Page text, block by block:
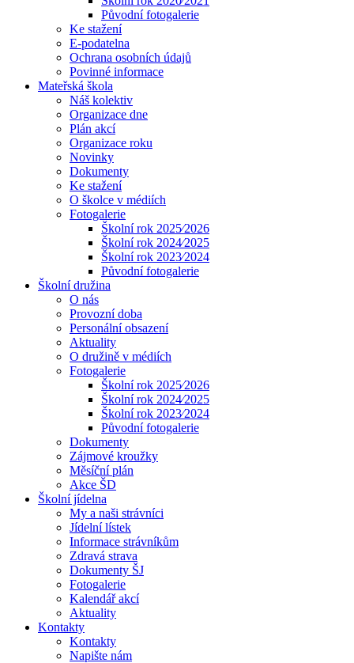
Původní fotogalerie
Ke stažení
E-podatelna
Ochrana osobních údajů
Povinné informace
Mateřská škola
Náš kolektiv
Organizace dne
Plán akcí
Organizace roku
Novinky
Dokumenty
Ke stažení
O školce v médiích
Fotogalerie
Školní rok 2025⁄2026
Školní rok 2024⁄2025
Školní rok 2023⁄2024
Původní fotogalerie
Školní družina
O nás
Provozní doba
Personální obsazení
Aktuality
O družině v médiích
Fotogalerie
Školní rok 2025⁄2026
Školní rok 2024⁄2025
Školní rok 2023⁄2024
Původní fotogalerie
Dokumenty
Zájmové kroužky
Měsíční plán
Akce ŠD
Školní jídelna
My a naši strávníci
Jídelní lístek
Informace strávníkům
Zdravá strava
Dokumenty ŠJ
Fotogalerie
Kalendář akcí
Aktuality
Kontakty
Kontakty
Napište nám